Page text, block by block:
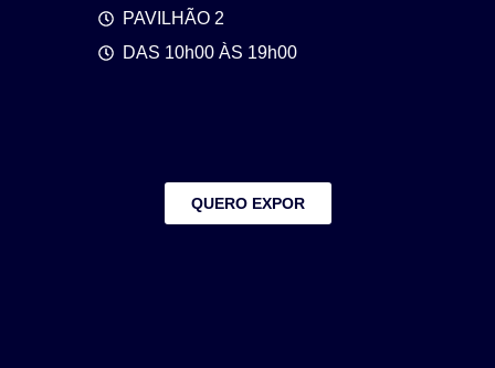
PAVILHÃO 2
DAS 10h00 ÀS 19h00
QUERO EXPOR